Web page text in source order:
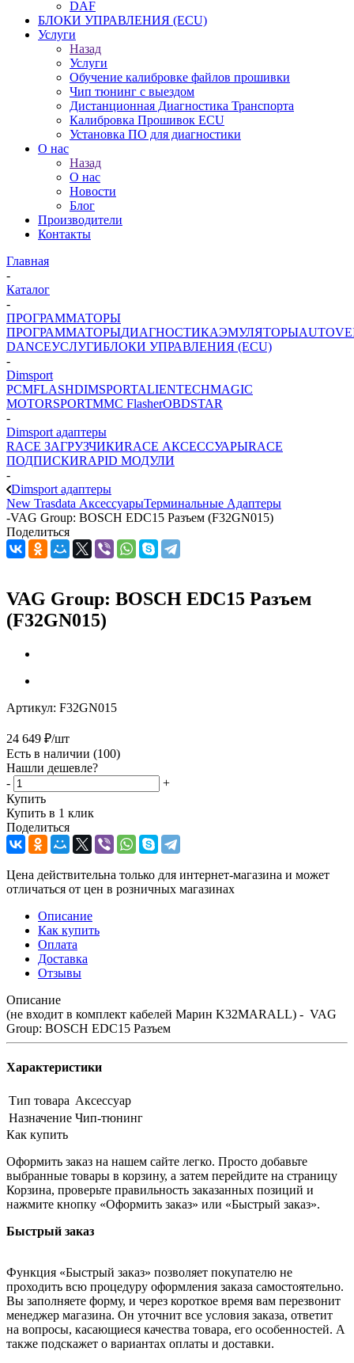
DAF
БЛОКИ УПРАВЛЕНИЯ (ECU)
Услуги
Назад
Услуги
Обучение калибровке файлов прошивки
Чип тюнинг с выездом
Дистанционная Диагностика Транспорта
Калибровка Прошивок ECU
Установка ПО для диагностики
О нас
Назад
О нас
Новости
Блог
Производители
Контакты
Главная
-
Каталог
-
ПРОГРАММАТОРЫ
ПРОГРАММАТОРЫДИАГНОСТИКАЭМУЛЯТОРЫ
DANCEУСЛУГИБЛОКИ УПРАВЛЕНИЯ (ECU)
-
Dimsport
PCMFLASHDIMSPORTALIENTECHMAGIC
MOTORSPORTMMC FlasherOBDSTAR
-
Dimsport адаптеры
RACE ЗАГРУЗЧИКИRACE АКСЕССУАРЫRACE
ПОДПИСКИRAPID МОДУЛИ
-
Dimsport адаптеры
New Trasdata АксессуарыТерминальные Адаптеры
-VAG Group: BOSCH EDC15 Разъем (F32GN015)
Поделиться
VAG Group: BOSCH EDC15 Разъем
(F32GN015)
Артикул: F32GN015
24 649 ₽/шт
Есть в наличии (100)
Нашли дешевле?
-
+
Купить
Купить в 1 клик
Поделиться
Цена действительна только для интернет-магазина и может
отличаться от цен в розничных магазинах
Описание
Как купить
Оплата
Доставка
Отзывы
Описание
(не входит в комплект кабелей Марин K32MARALL) - VAG
Group: BOSCH EDC15 Разъем
Характеристики
Тип товара Аксессуар
Назначение Чип-тюнинг
Как купить
Оформить заказ на нашем сайте легко. Просто добавьте
выбранные товары в корзину, а затем перейдите на страницу
Корзина, проверьте правильность заказанных позиций и
нажмите кнопку «Оформить заказ» или «Быстрый заказ».
Быстрый заказ
Функция «Быстрый заказ» позволяет покупателю не
проходить всю процедуру оформления заказа самостоятельно.
Вы заполняете форму, и через короткое время вам перезвонит
менеджер магазина. Он уточнит все условия заказа, ответит
на вопросы, касающиеся качества товара, его особенностей. А
также подскажет о вариантах оплаты и доставки.